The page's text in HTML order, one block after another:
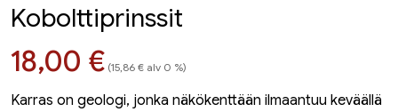
Kobolttiprinssit
Hinta nyt
18,00 € (15,86 € alv 0 %)
Karras on geologi, jonka näkökenttään ilmaantuu keväällä